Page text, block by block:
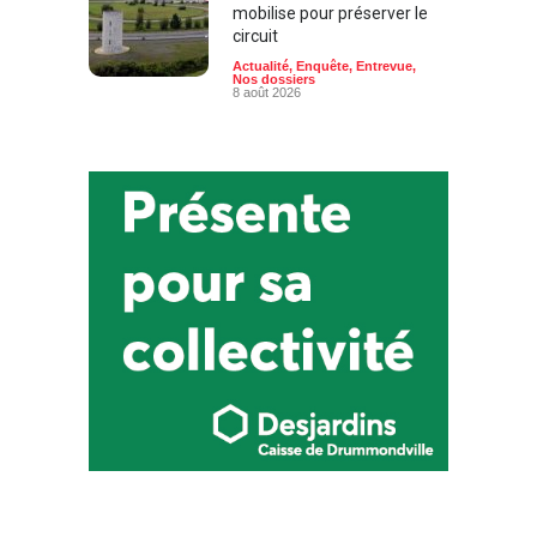
mobilise pour préserver le
circuit
Actualité Enquête Entrevue
Nos dossiers
8 août 2026